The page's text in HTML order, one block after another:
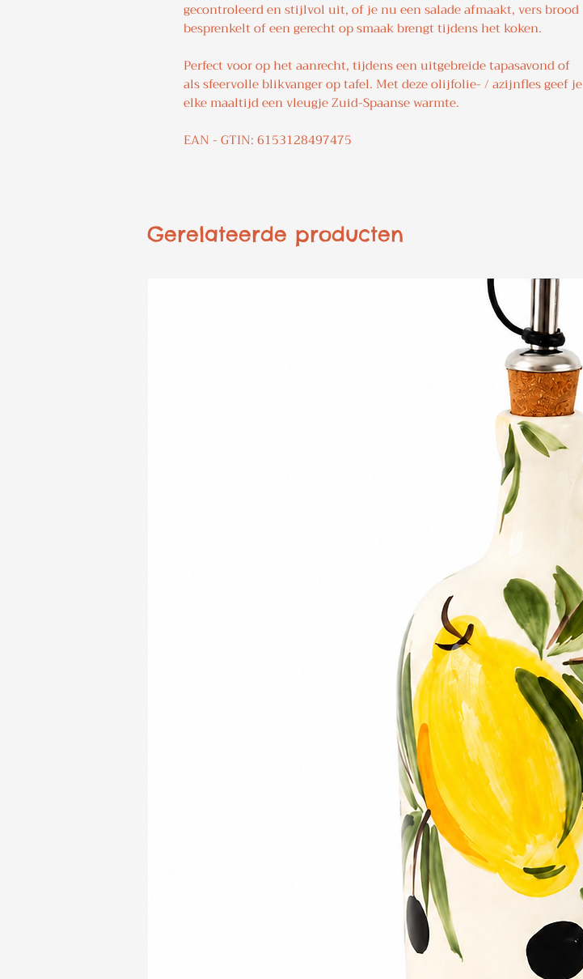
gecontroleerd en stijlvol uit, of je nu een salade afmaakt, vers brood
besprenkelt of een gerecht op smaak brengt tijdens het koken.
Perfect voor op het aanrecht, tijdens een uitgebreide tapasavond of
als sfeervolle blikvanger op tafel. Met deze olijfolie- / azijnfles geef je
elke maaltijd een vleugje Zuid-Spaanse warmte.
EAN - GTIN: 6153128497475
Gerelateerde producten